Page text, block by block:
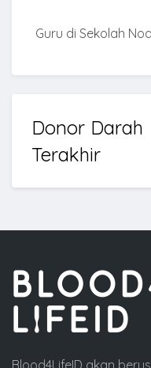
Guru di Sekolah
Donor Darah
Terakhir
Blood4LifeID akan